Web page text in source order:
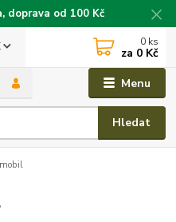
doprava od 100 Kč
Menu
Hledat
0 ks
za 0 Kč